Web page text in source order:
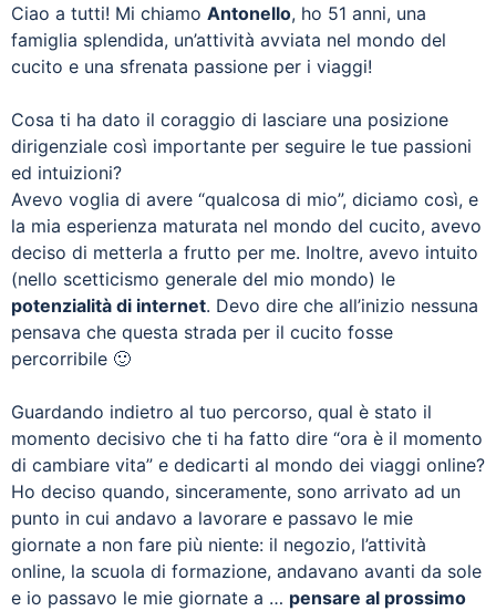
Ciao a tutti! Mi chiamo Antonello, ho 51 anni, una
famiglia splendida, un’attività avviata nel mondo del
cucito e una sfrenata passione per i viaggi!
Cosa ti ha dato il coraggio di lasciare una posizione
dirigenziale così importante per seguire le tue passioni
ed intuizioni?
Avevo voglia di avere “qualcosa di mio”, diciamo così, e
la mia esperienza maturata nel mondo del cucito, avevo
deciso di metterla a frutto per me. Inoltre, avevo intuito
(nello scetticismo generale del mio mondo) le
potenzialità di internet. Devo dire che all’inizio nessuna
pensava che questa strada per il cucito fosse
percorribile 🙂
Guardando indietro al tuo percorso, qual è stato il
momento decisivo che ti ha fatto dire “ora è il momento
di cambiare vita” e dedicarti al mondo dei viaggi online?
Ho deciso quando, sinceramente, sono arrivato ad un
punto in cui andavo a lavorare e passavo le mie
giornate a non fare più niente: il negozio, l’attività
online, la scuola di formazione, andavano avanti da sole
e io passavo le mie giornate a … pensare al prossimo